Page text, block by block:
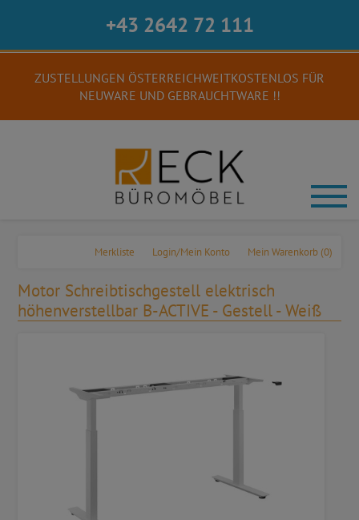
+43 2642 72 111
ZUSTELLUNGEN ÖSTERREICHWEITKOSTENLOS FÜR
NEUWARE UND GEBRAUCHTWARE !!
Mein Warenkorb (0)
Login/Mein Konto
Merkliste
Motor Schreibtischgestell elektrisch
höhenverstellbar B-ACTIVE - Gestell - Weiß